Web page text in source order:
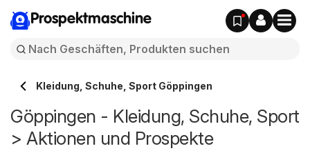
Prospektmaschine
Kleidung, Schuhe, Sport Göppingen
Göppingen - Kleidung, Schuhe, Sport
> Aktionen und Prospekte